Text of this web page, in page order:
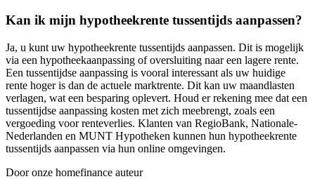
Kan ik mijn hypotheekrente tussentijds aanpassen?
Ja, u kunt uw hypotheekrente tussentijds aanpassen. Dit is mogelijk
via een hypotheekaanpassing of oversluiting naar een lagere rente.
Een tussentijdse aanpassing is vooral interessant als uw huidige
rente hoger is dan de actuele marktrente. Dit kan uw maandlasten
verlagen, wat een besparing oplevert. Houd er rekening mee dat een
tussentijdse aanpassing kosten met zich meebrengt, zoals een
vergoeding voor renteverlies. Klanten van RegioBank, Nationale-
Nederlanden en MUNT Hypotheken kunnen hun hypotheekrente
tussentijds aanpassen via hun online omgevingen.
Door onze homefinance auteur